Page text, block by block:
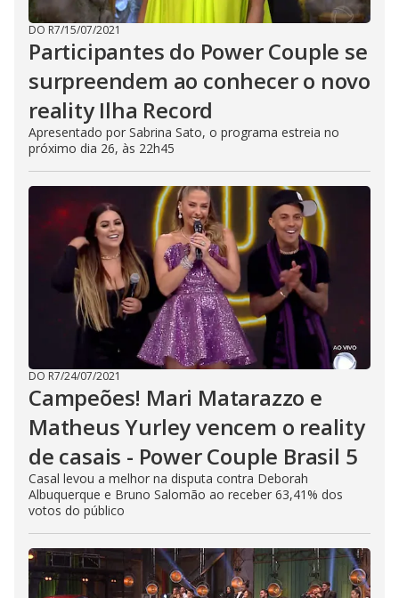
DO R7/15/07/2021
Participantes do Power Couple se
surpreendem ao conhecer o novo
reality Ilha Record
Apresentado por Sabrina Sato, o programa estreia no
próximo dia 26, às 22h45
DO R7/24/07/2021
Campeões! Mari Matarazzo e
Matheus Yurley vencem o reality
de casais - Power Couple Brasil 5
Casal levou a melhor na disputa contra Deborah
Albuquerque e Bruno Salomão ao receber 63,41% dos
votos do público